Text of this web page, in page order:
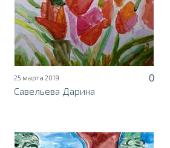
25 марта 2019
0
Савельева Дарина